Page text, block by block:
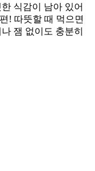
식감이 남아 있어
! 따뜻할 때 먹으면
잼 없이도 충분히